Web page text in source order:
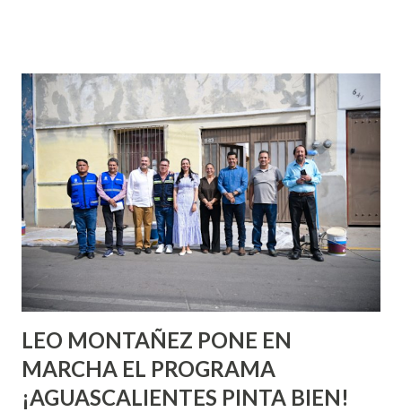
conoces ni la mitad de lo que deberías saber. Pero incluso
quienes ya han tenido relaciones sexuales no son expertos
o expertas en el tema. Siempre hay algo nuevo que
aprender y nuevas experiencias que conocer. Si eres una
chica y aún no has tenido relaciones sexuales, tal vez
pienses que el sexo será increíble y no puedas esperar para
experimentarlo, pero como cualquier persona con
experiencia te dirá, siempre es mejor cuando ambas partes
son suficientemen...
LEO MONTAÑEZ PONE EN
MARCHA EL PROGRAMA
¡AGUASCALIENTES PINTA BIEN!